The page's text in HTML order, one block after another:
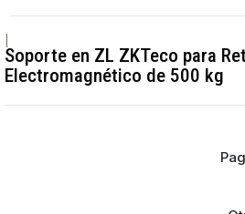
Soporte en ZL ZKTeco para
Electromagnético de 500 kg